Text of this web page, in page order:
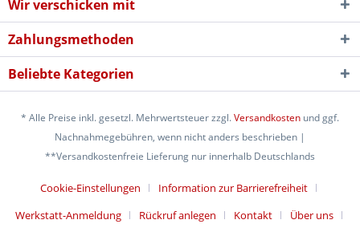
Wir verschicken mit
Zahlungsmethoden
Beliebte Kategorien
* Alle Preise inkl. gesetzl. Mehrwertsteuer zzgl.Versandkosten und ggf.
Nachnahmegebühren, wenn nicht anders beschrieben |
**Versandkostenfreie Lieferung nur innerhalb Deutschlands
Cookie-Einstellungen
Information zur Barrierefreiheit
Werkstatt-Anmeldung
Rückruf anlegen Kontakt
Über uns